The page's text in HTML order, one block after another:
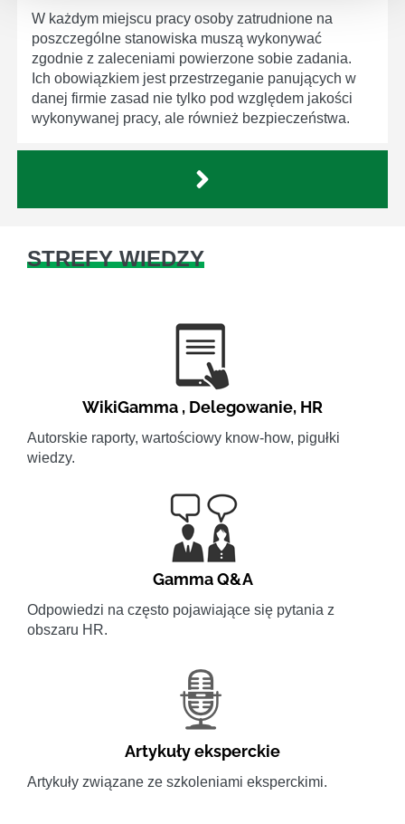
W każdym miejscu pracy osoby zatrudnione na
poszczególne stanowiska muszą wykonywać
zgodnie z zaleceniami powierzone sobie zadania.
Ich obowiązkiem jest przestrzeganie panujących w
danej firmie zasad nie tylko pod względem jakości
wykonywanej pracy, ale również bezpieczeństwa.
STREFY WIEDZY
WikiGamma , Delegowanie, HR
Autorskie raporty, wartościowy know-how, pigułki
wiedzy.
Gamma Q&A
Odpowiedzi na często pojawiające się pytania z
obszaru HR.
Artykuły eksperckie
Artykuły związane ze szkoleniami eksperckimi.